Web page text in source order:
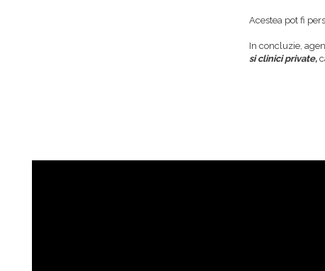
Acestea pot fi
In concluzie,
si clinici private,